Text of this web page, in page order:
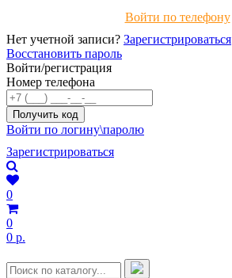
Войти по телефону
Нет учетной записи? Зарегистрироваться
Восстановить пароль
Войти/регистрация
Номер телефона
Войти по логину\паролю
Зарегистрироваться
0
0
0 р.